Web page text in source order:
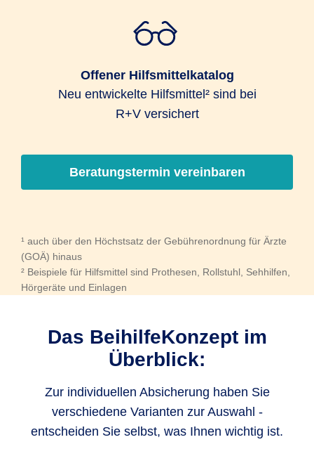
Offener Hilfsmittelkatalog
Neu entwickelte Hilfsmittel² sind bei
R+V versichert
Beratungstermin vereinbaren
¹ auch über den Höchstsatz der Gebührenordnung für Ärzte
(GOÄ) hinaus
² Beispiele für Hilfsmittel sind Prothesen, Rollstuhl, Sehhilfen,
Hörgeräte und Einlagen
Das BeihilfeKonzept im
Überblick:
Zur individuellen Absicherung haben Sie
verschiedene Varianten zur Auswahl -
entscheiden Sie selbst, was Ihnen wichtig ist.